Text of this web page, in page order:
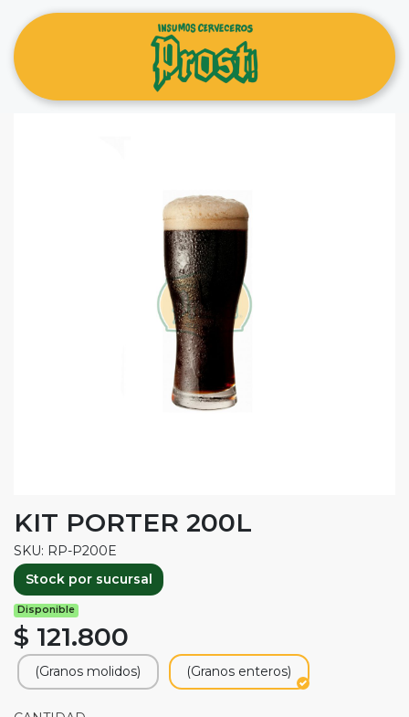
KIT PORTER 200L
SKU: RP-P200E
Stock por sucursal
Disponible
$ 121.800
(Granos molidos) (Granos enteros)